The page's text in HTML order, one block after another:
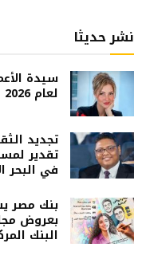
نشر حديثا
سيدة
لعام 2026 وتتويج لمسيرة من النجاح والتميز
تجديد
تقدير
في البحر
بنك مصر
بعروض
البنك